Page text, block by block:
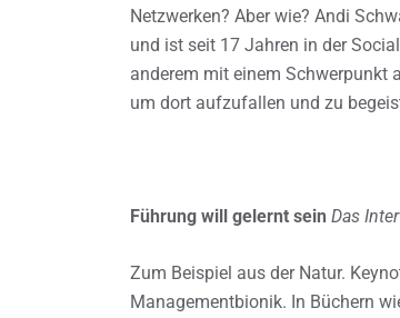
Netzwerken? Aber wie? Andi
und ist seit 17 Jahren in der
anderem mit einem Schwerpunkt
um dort aufzufallen und zu
Führung will gelernt sein Das
Zum Beispiel aus der Natur.
Managementbionik. In Büchern